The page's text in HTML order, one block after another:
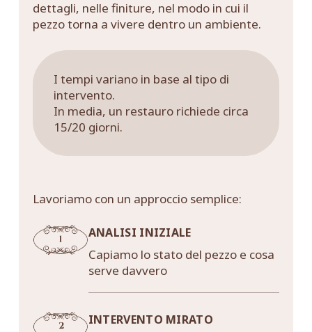
dettagli, nelle finiture, nel modo in cui il
pezzo torna a vivere dentro un ambiente.
I tempi variano in base al tipo di
intervento.
In media, un restauro richiede circa
15/20 giorni.
Lavoriamo con un approccio semplice:
ANALISI INIZIALE
Capiamo lo stato del pezzo e cosa
serve davvero
INTERVENTO MIRATO